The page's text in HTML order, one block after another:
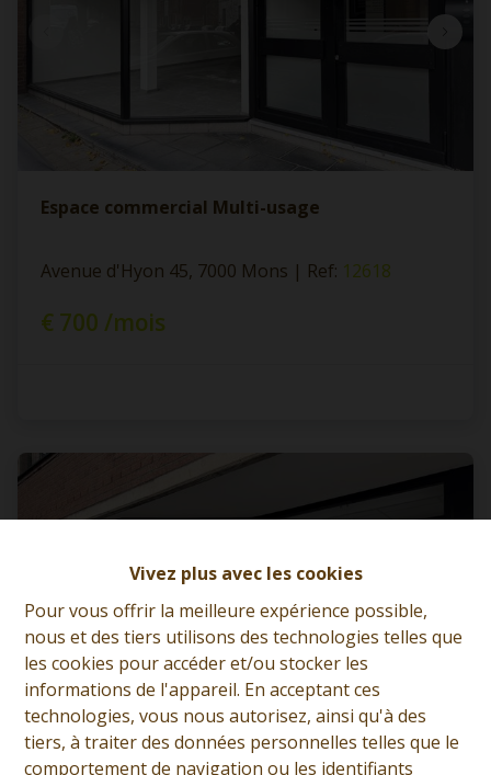
Vivez plus avec les cookies
Pour vous offrir la meilleure expérience possible,
nous et des tiers utilisons des technologies telles que
les cookies pour accéder et/ou stocker les
informations de l'appareil. En acceptant ces
technologies, vous nous autorisez, ainsi qu'à des
tiers, à traiter des données personnelles telles que le
comportement de navigation ou les identifiants
Espace commercial Multi-usage
Avenue d'Hyon 45, 7000 Mons | Ref: 12618
€ 700 /mois